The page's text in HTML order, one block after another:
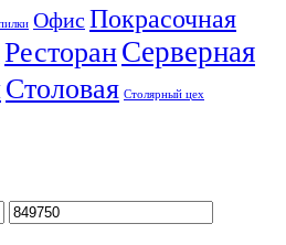
Офис Покрасочная
РесторанСерверная
Столовая Столярный цех
Максимальная
цена